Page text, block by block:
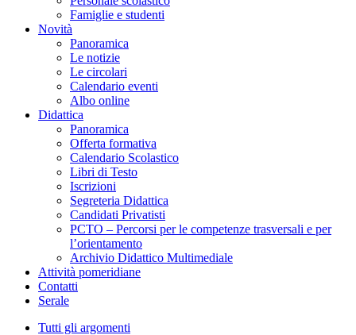
Famiglie e studenti
Novità
Panoramica
Le notizie
Le circolari
Calendario eventi
Albo online
Didattica
Panoramica
Offerta formativa
Calendario Scolastico
Libri di Testo
Iscrizioni
Segreteria Didattica
Candidati Privatisti
PCTO – Percorsi per le competenze trasversali e per
l’orientamento
Archivio Didattico Multimediale
Attività pomeridiane
Contatti
Serale
Tutti gli argomenti